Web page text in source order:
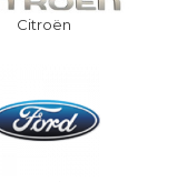
Citroën